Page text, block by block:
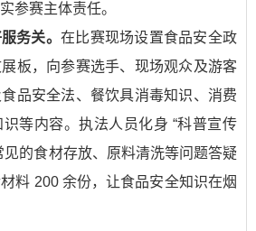
参赛主体责任。
务关。 在比赛现场设置食品安全政
板，向参赛选手、现场观众及游客
品安全法、餐饮具消毒知识、消费
等内容。执法人员化身 “科普宣传
见的食材存放、原料清洗等问题答疑
料 200 余份，让食品安全知识在烟